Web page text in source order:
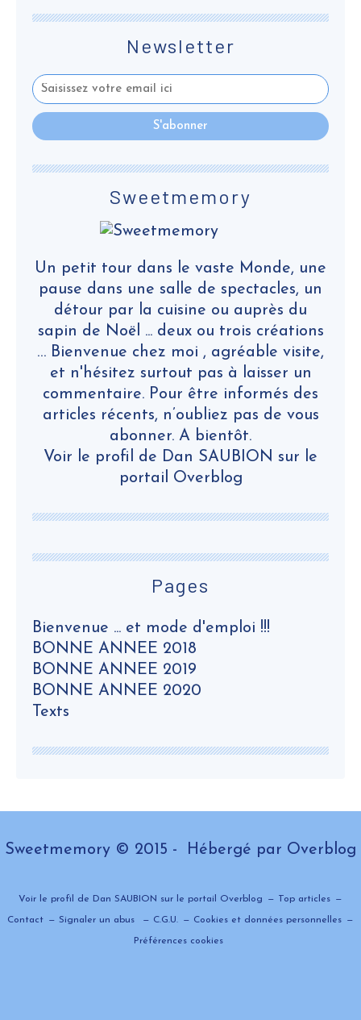
Newsletter
Pages
Bienvenue ... et mode d'emploi !!!
BONNE ANNEE 2018
BONNE ANNEE 2019
BONNE ANNEE 2020
Texts
Sweetmemory
Un petit tour dans le vaste Monde, une
pause dans une salle de spectacles, un
détour par la cuisine ou auprès du
sapin de Noël ... deux ou trois créations
… Bienvenue chez moi , agréable visite,
et n'hésitez surtout pas à laisser un
commentaire. Pour être informés des
articles récents, n’oubliez pas de vous
abonner. A bientôt.
Voir le profil de Dan SAUBION sur le
portail Overblog
Sweetmemory © 2015 - Hébergé par Overblog
Voir le profil de Dan SAUBION sur le portail Overblog Top articles
Contact Signaler un abus C.G.U. Cookies et données personnelles
Préférences cookies